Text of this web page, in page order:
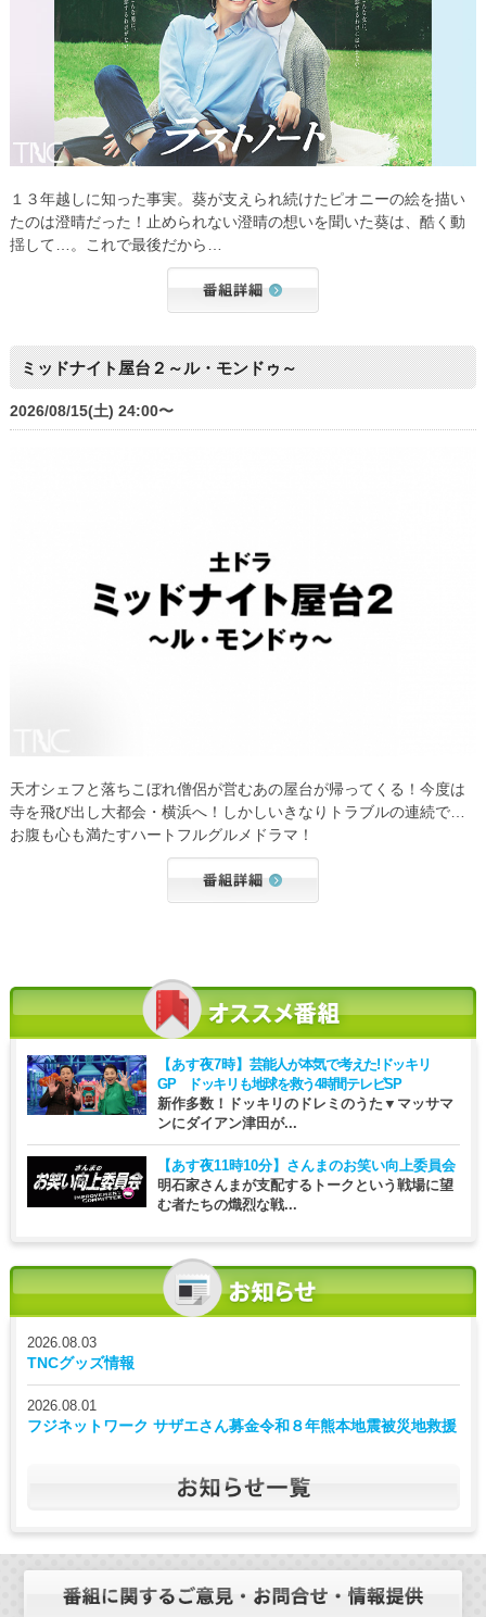
１３年越しに知った事実。葵が支えられ続けたピオニーの絵を描い
たのは澄晴だった！止められない澄晴の想いを聞いた葵は、酷く動
揺して…。これで最後だから…
ミッドナイト屋台２～ル・モンドゥ～
2026/08/15(土) 24:00〜
天才シェフと落ちこぼれ僧侶が営むあの屋台が帰ってくる！今度は
寺を飛び出し大都会・横浜へ！しかしいきなりトラブルの連続で…
お腹も心も満たすハートフルグルメドラマ！
【あす夜7時】 芸能人が本気で考えた!ドッキリ
GP ドッキリも地球を救う4時間テレビSP
新作多数！ドッキリのドレミのうた▼マッサマ
ンにダイアン津田が...
【あす夜11時10分】 さんまのお笑い向上委員会
明石家さんまが支配するトークという戦場に望
む者たちの熾烈な戦...
2026.08.03
TNCグッズ情報
2026.08.01
フジネットワーク サザエさん募金令和８年熊本地震被災地救援